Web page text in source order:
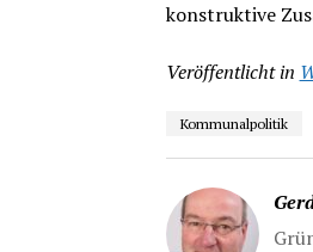
konstruktive
Veröffentlicht in
Kommunalpolitik